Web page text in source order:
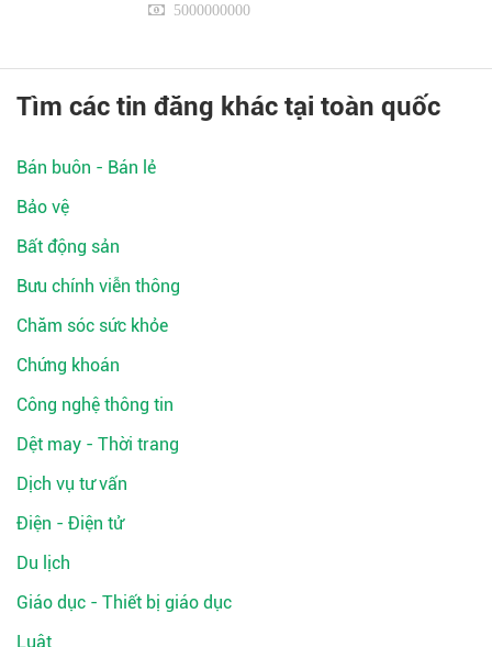
5000000000
Tìm các tin đăng khác tại toàn quốc
Bán buôn - Bán lẻ
Bảo vệ
Bất động sản
Bưu chính viễn thông
Chăm sóc sức khỏe
Chứng khoán
Công nghệ thông tin
Dệt may - Thời trang
Dịch vụ tư vấn
Điện - Điện tử
Du lịch
Giáo dục - Thiết bị giáo dục
Luật